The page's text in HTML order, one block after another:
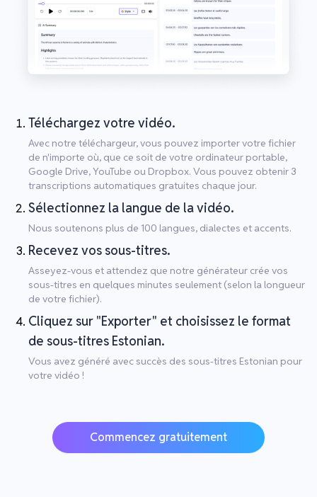
Téléchargez votre vidéo.
Avec notre téléchargeur, vous pouvez importer votre fichier
de n'importe où, que ce soit de votre ordinateur portable,
Google Drive, YouTube ou Dropbox. Vous pouvez obtenir 3
transcriptions automatiques gratuites chaque jour.
Sélectionnez la langue de la vidéo.
Nous soutenons plus de 100 langues, dialectes et accents.
Recevez vos sous-titres.
Asseyez-vous et attendez que notre générateur crée vos
sous-titres en quelques minutes seulement (selon la longueur
de votre fichier).
Cliquez sur "Exporter" et choisissez le format
de sous-titres Estonian.
Vous avez généré avec succès des sous-titres Estonian pour
votre vidéo !
Commencez gratuitement